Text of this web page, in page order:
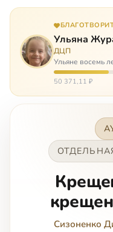
Ульяна
ДЦП
Ульяне восемь
многодетной
Несколько
50 371,11 ₽
Сизоненко